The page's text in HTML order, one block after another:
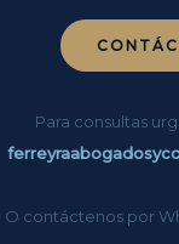
Para consultas
O contáctenos por